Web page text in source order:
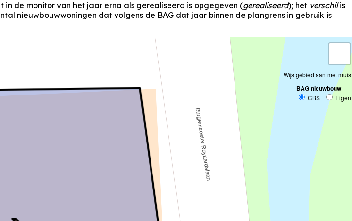
in de monitor van het jaar erna als gerealiseerd is opgegeven (gerealiseerd); het verschilis
nieuwbouwwoningen dat volgens de BAG dat jaar binnen de plangrens in gebruik is
Wijs gebied aan met muis
BAG nieuwbouw
CBS Eigen